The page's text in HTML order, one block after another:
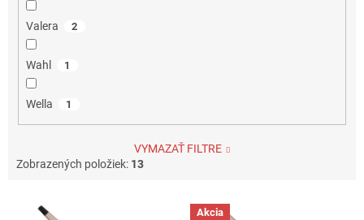
Valera 2
Wahl 1
Wella 1
VYMAZAŤ FILTRE
Zobrazených položiek: 13
Akcia